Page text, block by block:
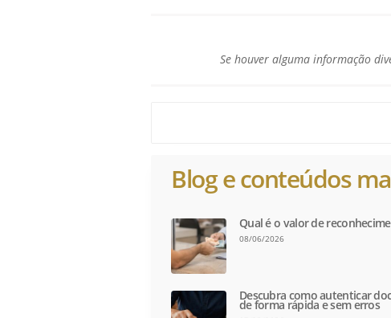
Se houver alguma informação
Blog e conteúdos
Qual é o valor de
08/06/2026
Descubra como autenticar
de forma rápida e sem erros